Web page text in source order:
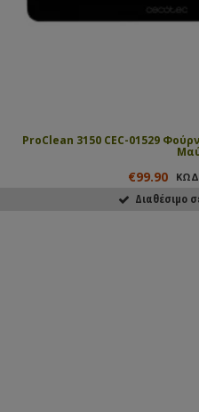
ProClean 3150 CEC-01529
€99.90
Διαθέσιμο